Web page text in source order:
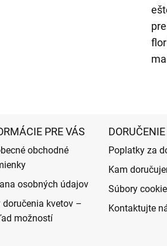
PRE VÁS
obchodné
osobných údajov
doručenia kvetov –
možností
Poplatky za
Kam
Súbory cookie
Kontaktujte